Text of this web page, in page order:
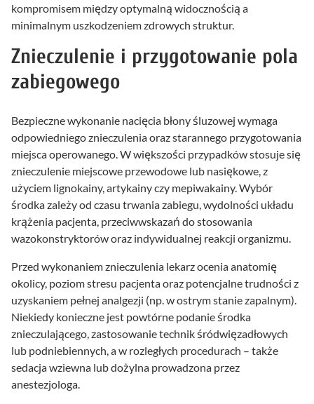
kompromisem między optymalną widocznością a
minimalnym uszkodzeniem zdrowych struktur.
Znieczulenie i przygotowanie pola
zabiegowego
Bezpieczne wykonanie nacięcia błony śluzowej wymaga
odpowiedniego znieczulenia oraz starannego przygotowania
miejsca operowanego. W większości przypadków stosuje się
znieczulenie miejscowe przewodowe lub nasiękowe, z
użyciem lignokainy, artykainy czy mepiwakainy. Wybór
środka zależy od czasu trwania zabiegu, wydolności układu
krążenia pacjenta, przeciwwskazań do stosowania
wazokonstryktorów oraz indywidualnej reakcji organizmu.
Przed wykonaniem znieczulenia lekarz ocenia anatomię
okolicy, poziom stresu pacjenta oraz potencjalne trudności z
uzyskaniem pełnej analgezji (np. w ostrym stanie zapalnym).
Niekiedy konieczne jest powtórne podanie środka
znieczulającego, zastosowanie technik śródwięzadłowych
lub podniebiennych, a w rozległych procedurach – także
sedacja wziewna lub dożylna prowadzona przez
anestezjologa.